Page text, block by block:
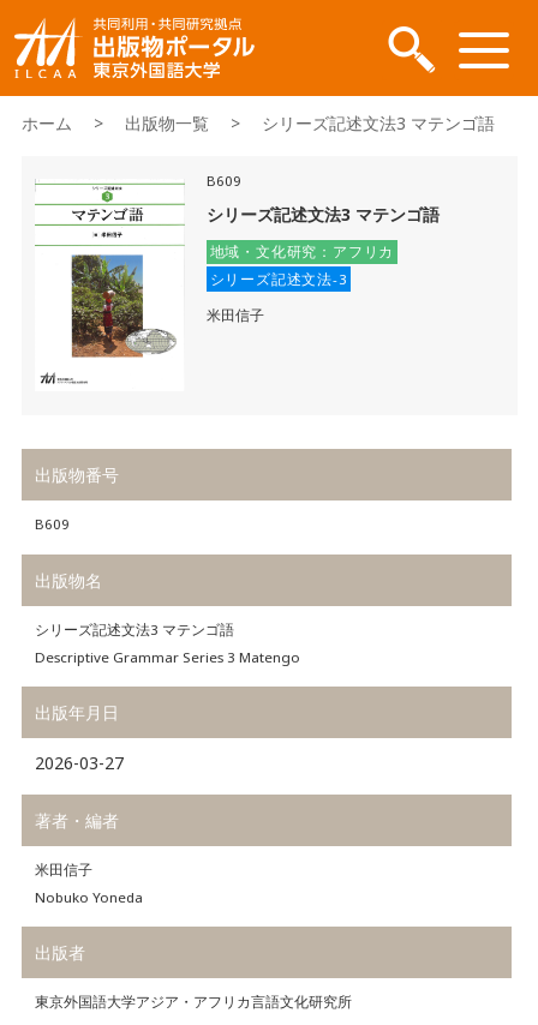
ホーム > 出版物一覧 > シリーズ記述文法3 マテンゴ語
B609
シリーズ記述文法3 マテンゴ語
地域・文化研究：アフリカ
シリーズ記述文法-3
米田信子
出版物番号
B609
出版物名
シリーズ記述文法3 マテンゴ語
Descriptive Grammar Series 3 Matengo
出版年月日
2026-03-27
著者・編者
米田信子
Nobuko Yoneda
出版者
東京外国語大学アジア・アフリカ言語文化研究所